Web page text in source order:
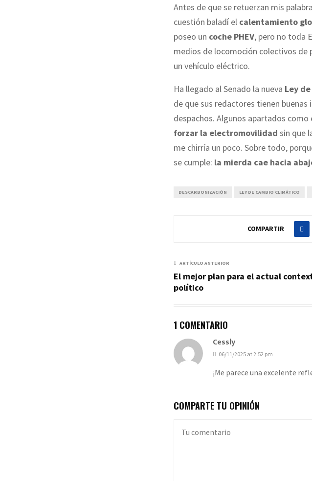
Antes de que se retuerzan mis
cuestión baladí el calentamiento
poseo un coche PHEV, pero no toda
medios de locomoción colectivos
un vehículo eléctrico.
Ha llegado al Senado la nueva Ley
de que sus redactores tienen
despachos. Algunos apartados como
forzar la electromovilidad sin que
me chirría un poco. Sobre todo,
se cumple: la mierda cae hacia
DESCARBONIZACIÓN LEY DE CAMBIO CLIMÁTICO
COMPARTIR
ARTÍCULO ANTERIOR
El mejor plan para el actual
político
1 COMENTARIO
Cessly
06/11/2025 at 2:52 pm
¡Me parece una excelente
COMPARTE TU OPINIÓN